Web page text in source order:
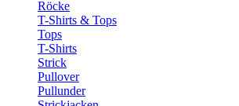
Röcke
T-Shirts & Tops
Tops
T-Shirts
Strick
Pullover
Pullunder